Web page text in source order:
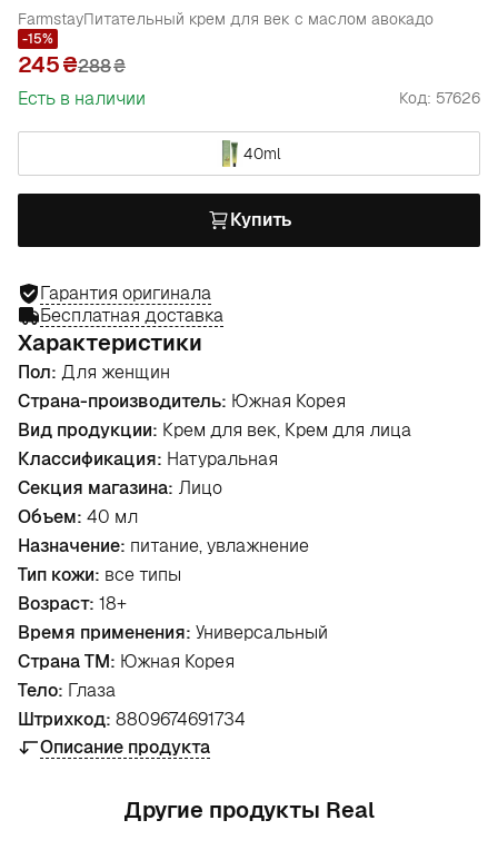
FarmstayПитательный крем для век с маслом авокадо
-15%
245 288₴
Есть в наличии
Код: 57626
40ml
Купить
Гарантия оригинала
Бесплатная доставка
Характеристики
Пол: Для женщин
Страна-производитель: Южная Корея
Вид продукции: Крем для век, Крем для лица
Классификация: Натуральная
Секция магазина: Лицо
Объем: 40 мл
Назначение: питание, увлажнение
Тип кожи: все типы
Возраст: 18+
Время применения: Универсальный
Страна ТМ: Южная Корея
Тело: Глаза
Штрихкод: 8809674691734
Описание продукта
Другие продукты Real